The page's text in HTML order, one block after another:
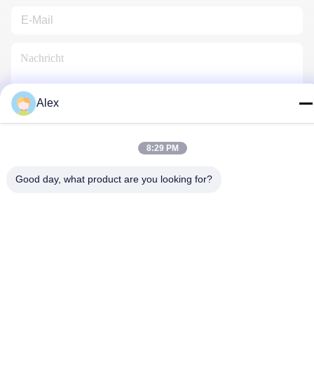
Alex
8:29 PM
Good day, what product are you looking for?